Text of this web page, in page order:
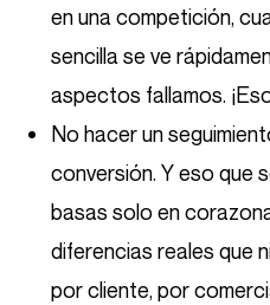
en una competición,
sencilla se ve
aspectos fallamos.
No hacer un
conversión. Y eso que
basas solo en
diferencias reales que
por cliente, por